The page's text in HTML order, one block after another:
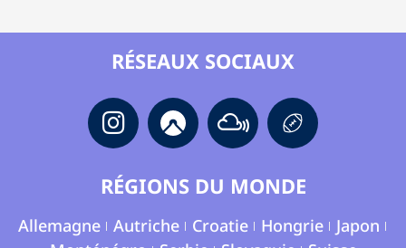
RÉSEAUX SOCIAUX
RÉGIONS DU MONDE
Allemagne Autriche Croatie Hongrie
Japon